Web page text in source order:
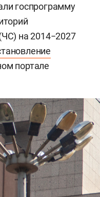
госпрограмму
на 2014−2027
портале